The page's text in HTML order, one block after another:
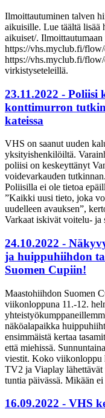
Ilmoittautuminen talven
aikuisille. Lue täältä
aikuiset/. Ilmoittautumaan
https://vhs.myclub.fi/
https://vhs.myclub.fi/
virkistyseteleillä.
23.11.2022 - Poliisi
konttimurron
kateissa
VHS on saanut uuden
yksityishenkilöiltä.
poliisi on keskeyttänyt
voidevarkauden
Poliisilla ei ole tietoa
”Kaikki uusi tieto, joka
uudelleen avauksen”,
Varkaat iskivät voitelu-
24.10.2022 -
ja huippuhiihdon
Suomen Cupiin!
Maastohiihdon Suomen
viikonloppuna 11.-12.
näköalapaikka
ensimmäistä kertaa
että miehissä.
viestit. Koko viikonloppu
TV2 ja Viaplay lähettävät
tuntia päivässä. Mikään
16.09.2022 - VHS